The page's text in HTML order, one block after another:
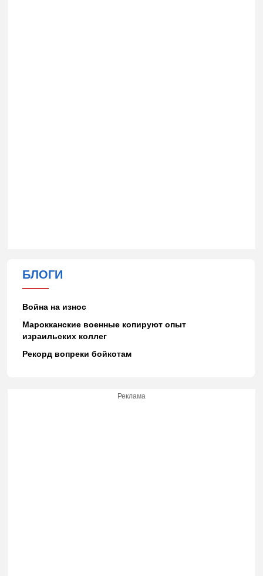
БЛОГИ
Война на износ
Марокканские военные копируют опыт
израильских коллег
Рекорд вопреки бойкотам
Реклама